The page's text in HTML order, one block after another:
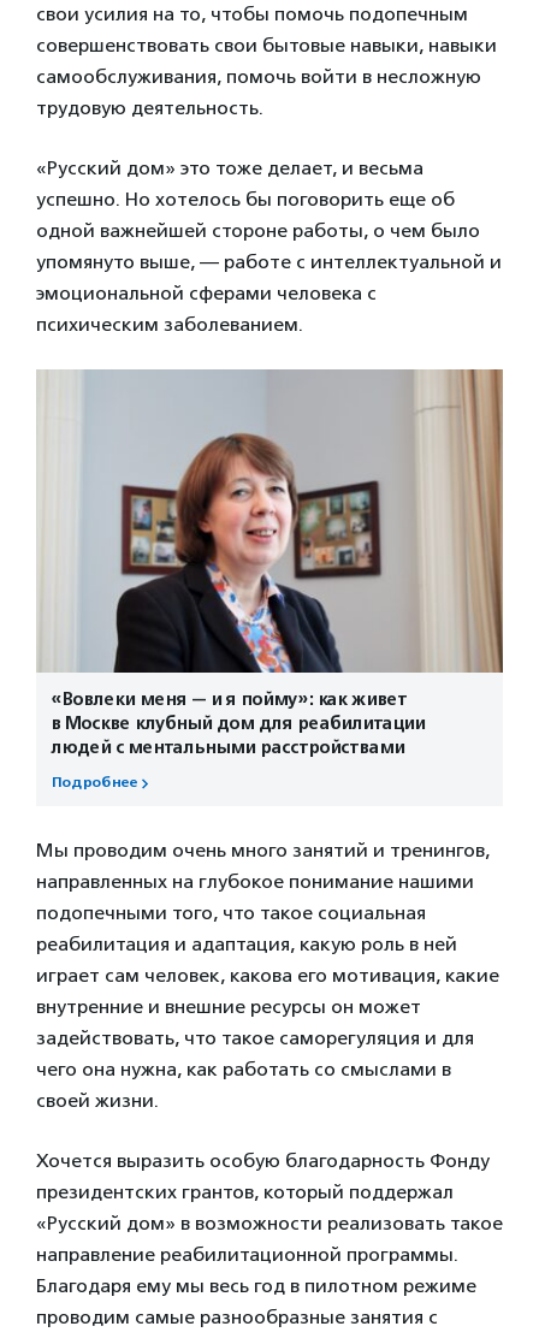
свои усилия на то, чтобы помочь подопечным
совершенствовать свои бытовые навыки, навыки
самообслуживания, помочь войти в несложную
трудовую деятельность.
«Русский дом» это тоже делает, и весьма
успешно. Но хотелось бы поговорить еще об
одной важнейшей стороне работы, о чем было
упомянуто выше, — работе с интеллектуальной и
эмоциональной сферами человека с
психическим заболеванием.
«Вовлеки меня — и я пойму»: как живет
в Москве клубный дом для реабилитации
людей с ментальными расстройствами
Подробнее
Мы проводим очень много занятий и тренингов,
направленных на глубокое понимание нашими
подопечными того, что такое социальная
реабилитация и адаптация, какую роль в ней
играет сам человек, какова его мотивация, какие
внутренние и внешние ресурсы он может
задействовать, что такое саморегуляция и для
чего она нужна, как работать со смыслами в
своей жизни.
Хочется выразить особую благодарность Фонду
президентских грантов, который поддержал
«Русский дом» в возможности реализовать такое
направление реабилитационной программы.
Благодаря ему мы весь год в пилотном режиме
проводим самые разнообразные занятия с